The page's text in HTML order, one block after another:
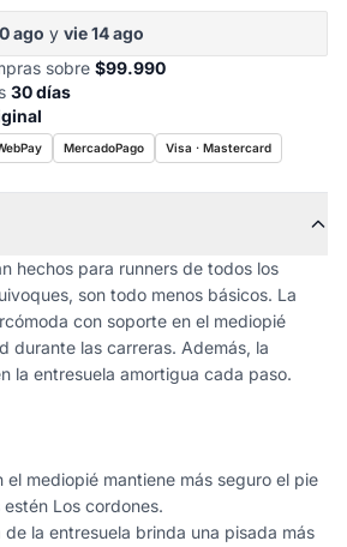
ago y vie 14 ago
sobre $99.990
30 días
MercadoPago Visa · Mastercard
hechos para runners de todos los
son todo menos básicos. La
con soporte en el mediopié
durante las carreras. Además, la
la entresuela amortigua cada paso.
el mediopié mantiene más seguro el pie
Los cordones.
la entresuela brinda una pisada más